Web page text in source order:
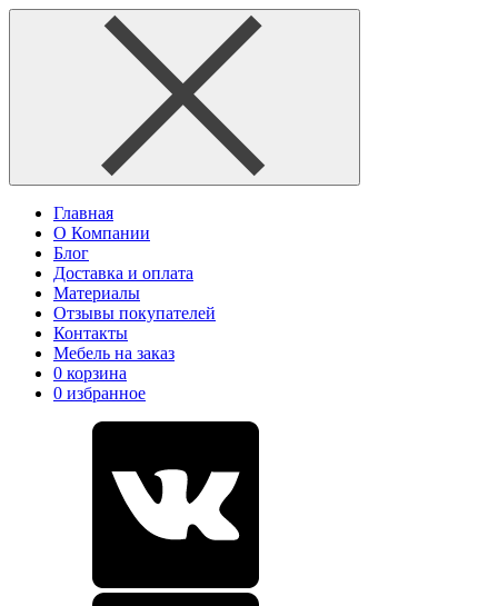
Главная
О Компании
Блог
Доставка и оплата
Материалы
Отзывы покупателей
Контакты
Мебель на заказ
0 корзина
0 избранное